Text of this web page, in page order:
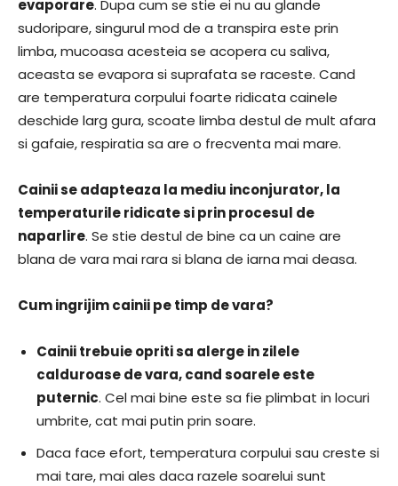
evaporare. Dupa cum se stie ei nu au glande
sudoripare, singurul mod de a transpira este prin
limba, mucoasa acesteia se acopera cu saliva,
aceasta se evapora si suprafata se raceste. Cand
are temperatura corpului foarte ridicata cainele
deschide larg gura, scoate limba destul de mult afara
si gafaie, respiratia sa are o frecventa mai mare.
Cainii se adapteaza la mediu inconjurator, la
temperaturile ridicate si prin procesul de
naparlire. Se stie destul de bine ca un caine are
blana de vara mai rara si blana de iarna mai deasa.
Cum ingrijim cainii pe timp de vara?
Cainii trebuie opriti sa alerge in zilele
calduroase de vara, cand soarele este
puternic. Cel mai bine este sa fie plimbat in locuri
umbrite, cat mai putin prin soare.
Daca face efort, temperatura corpului sau creste si
mai tare, mai ales daca razele soarelui sunt